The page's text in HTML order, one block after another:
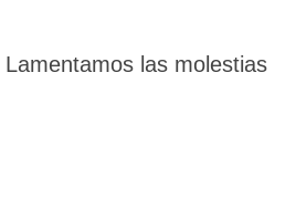
Lamentamos las molestias